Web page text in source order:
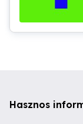
Hasznos